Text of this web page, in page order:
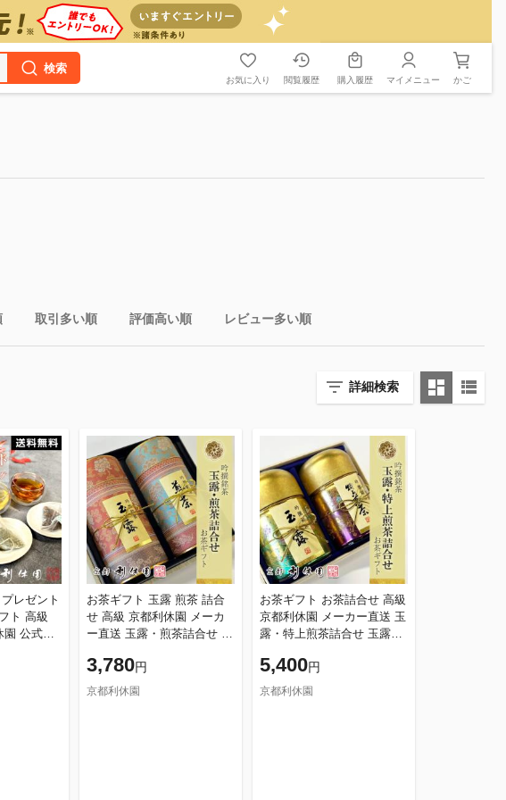
検索
お気に入り 閲覧履歴 購入履歴 マイメニュー かご
取引多い順 評価高い順 レビュー多い順
詳細検索
レゼント
ト 高級
園 公式
合わせ
お茶ギフト 玉露 煎茶 詰合
せ 高級 京都利休園 メーカ
ー直送 玉露・煎茶詰合せ 玉
日 父の日 お中元 贈り物 贈
3,780円
京都利休園
お茶ギフト お茶詰合せ 高級
京都利休園 メーカー直送 玉
露・特上煎茶詰合せ 玉露10
の日 父の日 お中元 贈り物
5,400円
京都利休園